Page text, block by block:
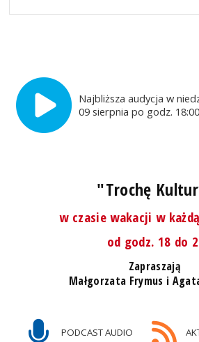
Najbliższa audycja w
09 sierpnia po godz. 18:00
"Trochę
w czasie wakacji w
od godz. 18 do
Zapraszają
Małgorzata Frymus i
PODCAST AUDIO